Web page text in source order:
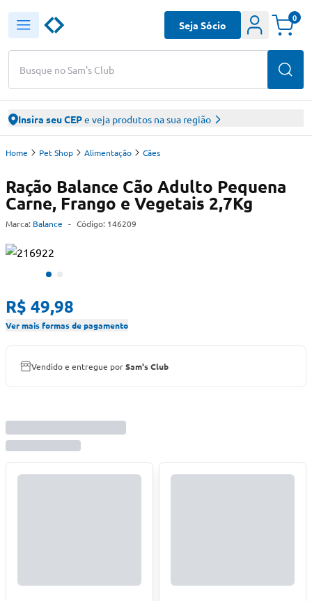
Busque no Sam's Club
Seja Sócio
0
Insira seu CEPe veja produtos na sua região
Home Pet Shop Alimentação Cães
Ração Balance Cão Adulto Pequena
Carne, Frango e Vegetais 2,7Kg
Marca: Balance - Código: 146209
R$ 49,98
Ver mais formas de pagamento
Vendido e entregue porSam's Club